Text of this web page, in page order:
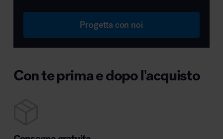
Progetta con noi
Con te prima e dopo l'acquisto